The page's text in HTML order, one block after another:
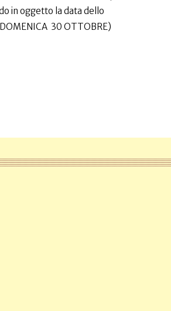
in oggetto la data dello
30 OTTOBRE)